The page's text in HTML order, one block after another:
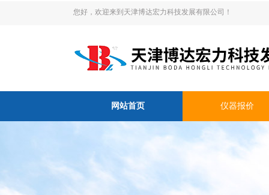
您好，欢迎来到天津博达宏力科技发展有限公司！
网站首页 仪器报价